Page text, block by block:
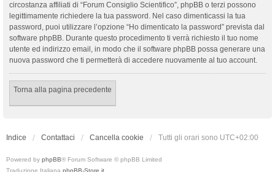
circostanza affiliati di “Forum Consiglio Scientifico”, phpBB o terzi possono
legittimamente richiedere la tua password. Nel caso dimenticassi la tua
password, puoi utilizzare l’opzione “Ho dimenticato la password” prevista dal
software phpBB. Durante questo procedimento ti verrà richiesto il tuo nome
utente ed indirizzo email, in modo che il software phpBB possa generare una
nuova password che ti permetterà di accedere nuovamente al tuo account.
Torna alla pagina precedente
Indice Contattaci Cancella cookie Tutti gli orari sono UTC+02:00
Powered by phpBB® Forum Software © phpBB Limited
Traduzione Italiana phpBB-Store.it